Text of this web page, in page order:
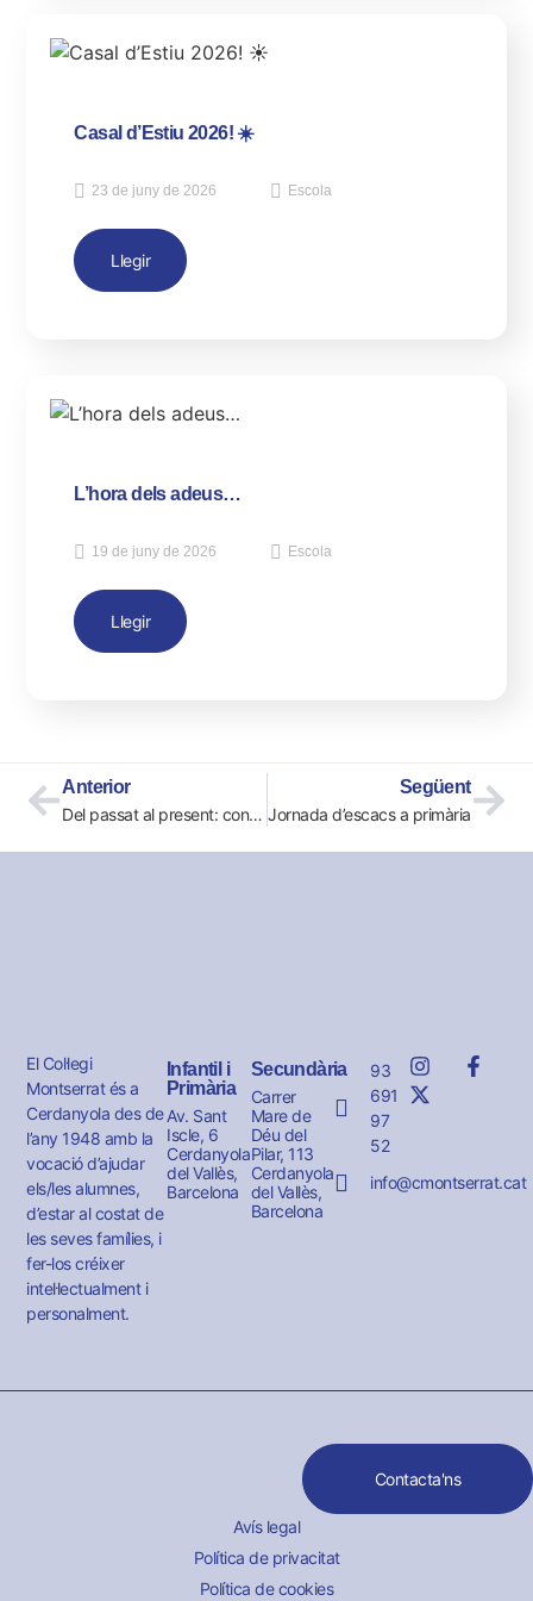
Casal d’Estiu 2026! ☀️
23 de juny de 2026 Escola
Llegir
L’hora dels adeus…
19 de juny de 2026 Escola
Llegir
Anterior
Del passat al present: construïm una línia del temps
Següent
Jornada d’escacs a primària
El Col·legi
Montserrat és a
Cerdanyola des de
l’any 1948 amb la
vocació d’ajudar
els/les alumnes,
d’estar al costat de
les seves famílies, i
fer-los créixer
intel·lectualment i
personalment.
Infantil i
Primària
Av. Sant
Iscle, 6
Cerdanyola
del Vallès,
Barcelona
Secundària
Carrer
Mare de
Déu del
Pilar, 113
Cerdanyola
del Vallès,
Barcelona
93
691
97
52
info@cmontserrat.cat
Contacta'ns
Avís legal
Política de privacitat
Política de cookies